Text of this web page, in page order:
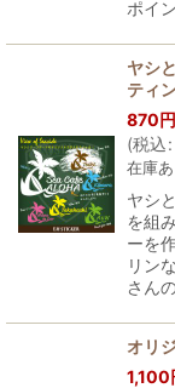
ポイ
ヤシ
ティ
870円
(税込:
在庫あ
ヤシ
を組
ーを
リン
さん
オリ
1,100